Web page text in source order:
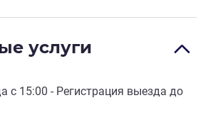
услуги
с 15:00 - Регистрация выезда до